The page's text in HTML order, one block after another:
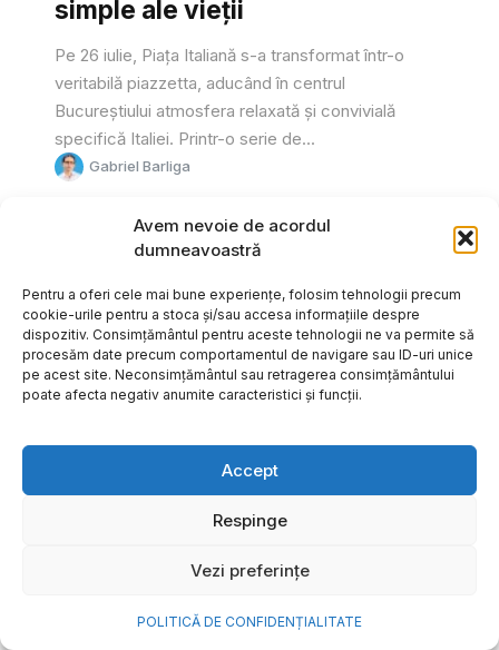
Avem nevoie de acordul
dumneavoastră
Pentru a oferi cele mai bune experiențe, folosim tehnologii precum
cookie-urile pentru a stoca și/sau accesa informațiile despre
dispozitiv. Consimțământul pentru aceste tehnologii ne va permite să
procesăm date precum comportamentul de navigare sau ID-uri unice
pe acest site. Neconsimțământul sau retragerea consimțământului
poate afecta negativ anumite caracteristici și funcții.
Accept
Respinge
Vezi preferințe
POLITICĂ DE CONFIDENȚIALITATE
simple ale vieții
Pe 26 iulie, Piața Italiană s-a transformat într-o
veritabilă piazzetta, aducând în centrul
Bucureștiului atmosfera relaxată și convivială
specifică Italiei. Printr-o serie de...
Gabriel Barliga
frumoase amintiri ale verii într-
o bijuterie Pandora pe care o